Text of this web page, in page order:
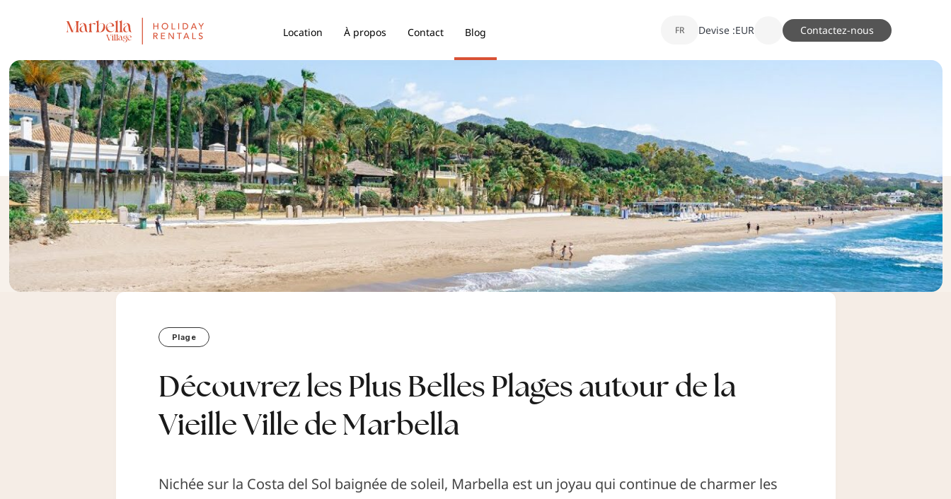
Location À propos Contact Blog FR Devise :EUR Contactez-nous
Plage
Découvrez les Plus Belles Plages autour de la
Vieille Ville de Marbella
Nichée sur la Costa del Sol baignée de soleil, Marbella est un joyau qui continue de charmer les